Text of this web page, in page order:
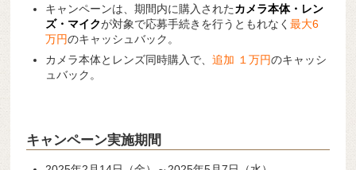
キャンペーンは、期間内に購入されたカメラ本体・レン
ズ・マイクが対象で応募手続きを行うともれなく最大6
万円のキャッシュバック。
カメラ本体とレンズ同時購入で、追加 １万円のキャッシ
ュバック。
キャンペーン実施期間